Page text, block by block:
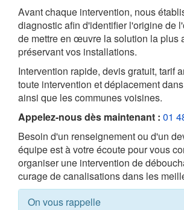
Avant chaque intervention, nous
diagnostic afin d'identifier l'origine de
de mettre en œuvre la solution la plus
préservant vos installations.
Intervention rapide, devis gratuit, tarif
toute intervention et déplacement
ainsi que les communes voisines.
Appelez-nous dès maintenant : 01
Besoin d'un renseignement ou d'un
équipe est à votre écoute pour vous
organiser une intervention de
curage de canalisations dans les
On vous rappelle